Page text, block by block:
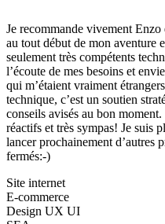
Je recommande vivement
au tout début de mon aventure
seulement très compétents
l’écoute de mes besoins et
qui m’étaient vraiment
technique, c’est un soutien
conseils avisés au bon
réactifs et très sympas! Je suis
lancer prochainement d’autres
fermés:-)
Site internet
E-commerce
Design UX UI